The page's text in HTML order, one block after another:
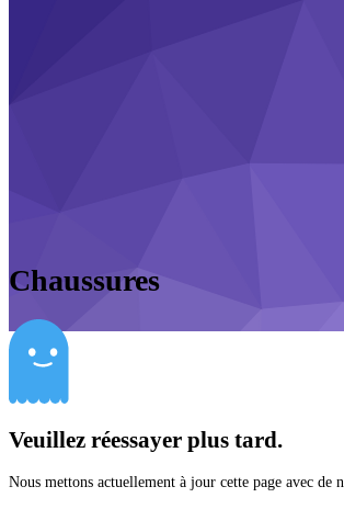
Chaussures
Veuillez réessayer plus tard.
Nous mettons actuellement à jour cette page avec de